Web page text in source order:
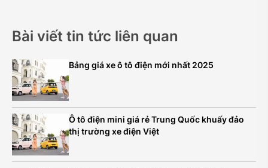
Bài viết tin tức liên quan
Bảng giá xe ô tô điện mới nhất 2025
Ô tô điện mini giá rẻ Trung Quốc khuấy đảo
thị trường xe điện Việt